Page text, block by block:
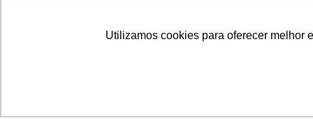
Utilizamos cookies para oferecer melhor